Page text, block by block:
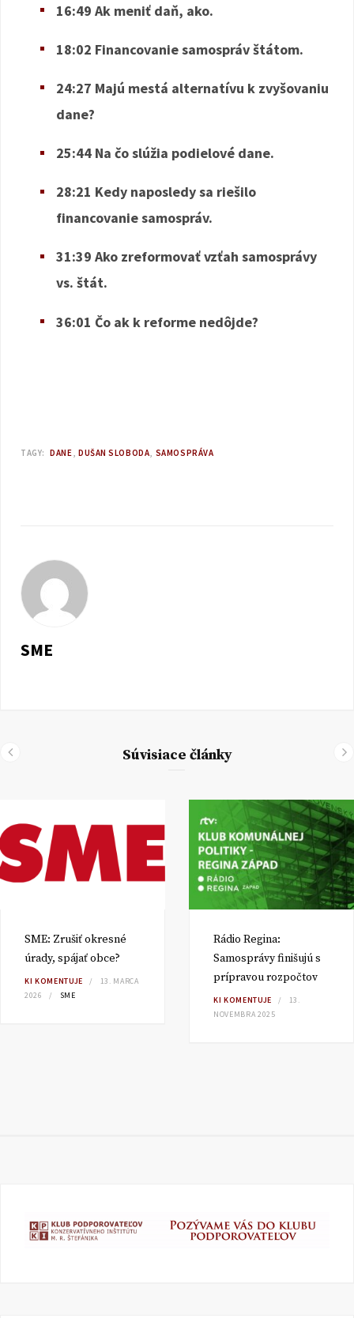
16:49 Ak meniť daň, ako.
18:02 Financovanie samospráv štátom.
24:27 Majú mestá alternatívu k zvyšovaniu
dane?
25:44 Na čo slúžia podielové dane.
28:21 Kedy naposledy sa riešilo
financovanie samospráv.
31:39 Ako zreformovať vzťah samosprávy
vs. štát.
36:01 Čo ak k reforme nedôjde?
TAGY: DANE DUŠAN SLOBODA SAMOSPRÁVA
SME
Súvisiace články
SME: Zrušiť okresné
úrady, spájať obce?
KI KOMENTUJE
13. MARCA
2026
SME
Rádio Regina:
Samosprávy finišujú s
prípravou rozpočtov
KI KOMENTUJE
13.
NOVEMBRA 2025